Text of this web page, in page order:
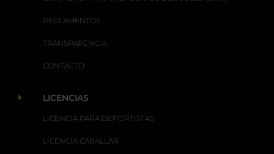
REGLAMENTOS
TRANSPARENCIA
CONTACTO
E LICENCIAS
LICENCIA PARA DEPORTISTAS
LICENCIA CABALLAR